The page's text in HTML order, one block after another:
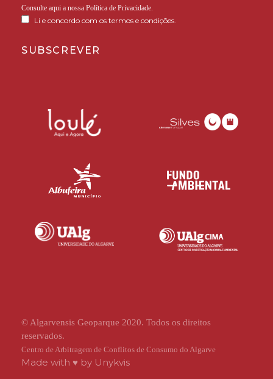
Consulte aqui a nossa Política de Privacidade
Li e concordo com os termos e condições.
© Algarvensis Geoparque 2020. Todos os direitos
reservados.
Centro de Arbitragem de Conflitos de Consumo do Algarve
Made with ♥ by Unykvis